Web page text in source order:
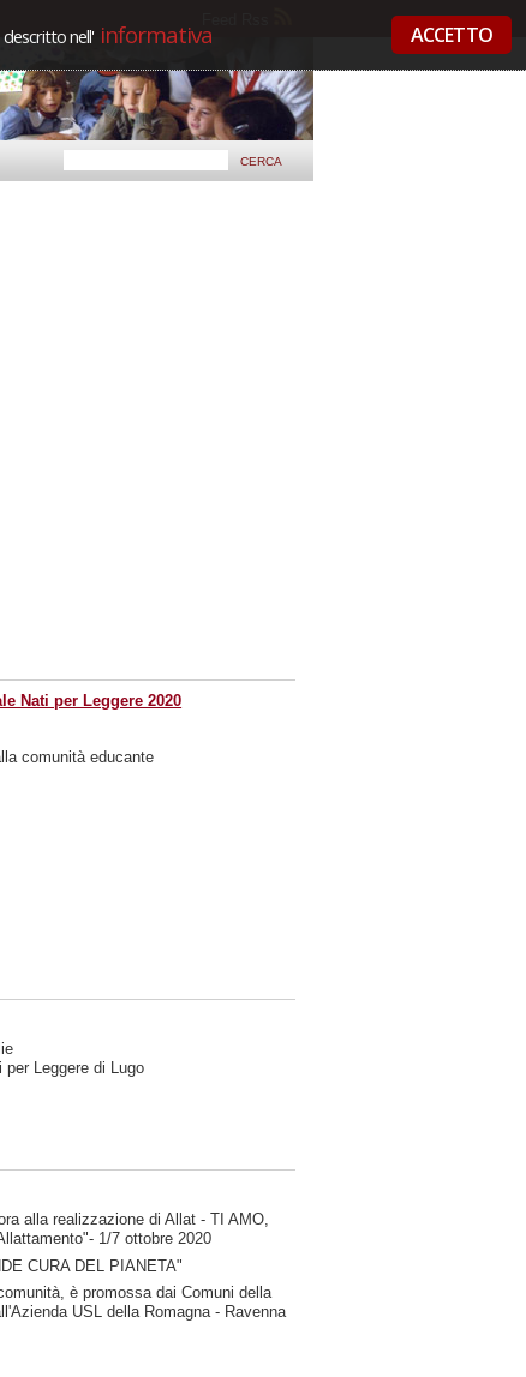
nell' informativa ACCETTO
Nati per Leggere 2020
comunità educante
Leggere di Lugo
alla realizzazione di Allat - TI AMO,
1/7 ottobre 2020
CURA DEL PIANETA"
è promossa dai Comuni della
USL della Romagna - Ravenna